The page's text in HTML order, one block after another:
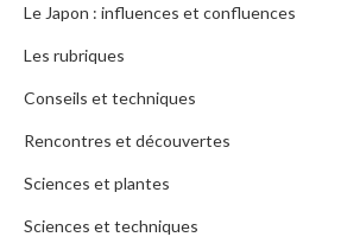
Le Japon : influences et confluences
Les rubriques
Conseils et techniques
Rencontres et découvertes
Sciences et plantes
Sciences et techniques